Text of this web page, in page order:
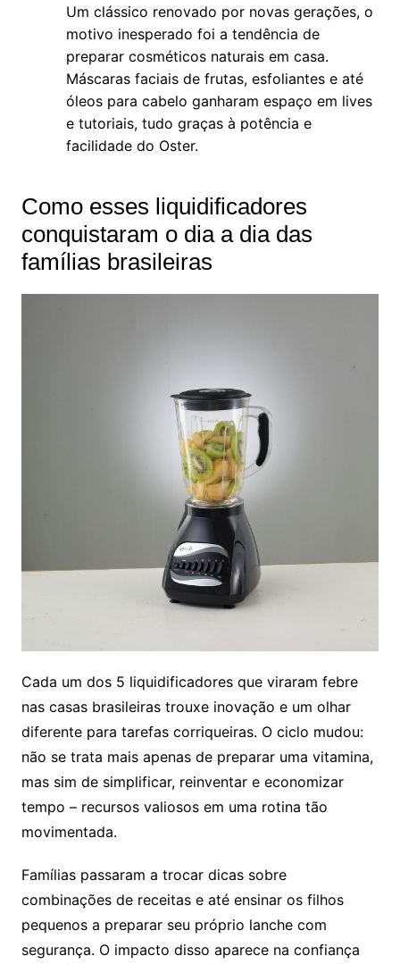
Um clássico renovado por novas gerações, o
motivo inesperado foi a tendência de
preparar cosméticos naturais em casa.
Máscaras faciais de frutas, esfoliantes e até
óleos para cabelo ganharam espaço em lives
e tutoriais, tudo graças à potência e
facilidade do Oster.
Como esses liquidificadores
conquistaram o dia a dia das
famílias brasileiras
Cada um dos 5 liquidificadores que viraram febre
nas casas brasileiras trouxe inovação e um olhar
diferente para tarefas corriqueiras. O ciclo mudou:
não se trata mais apenas de preparar uma vitamina,
mas sim de simplificar, reinventar e economizar
tempo – recursos valiosos em uma rotina tão
movimentada.
Famílias passaram a trocar dicas sobre
combinações de receitas e até ensinar os filhos
pequenos a preparar seu próprio lanche com
segurança. O impacto disso aparece na confiança